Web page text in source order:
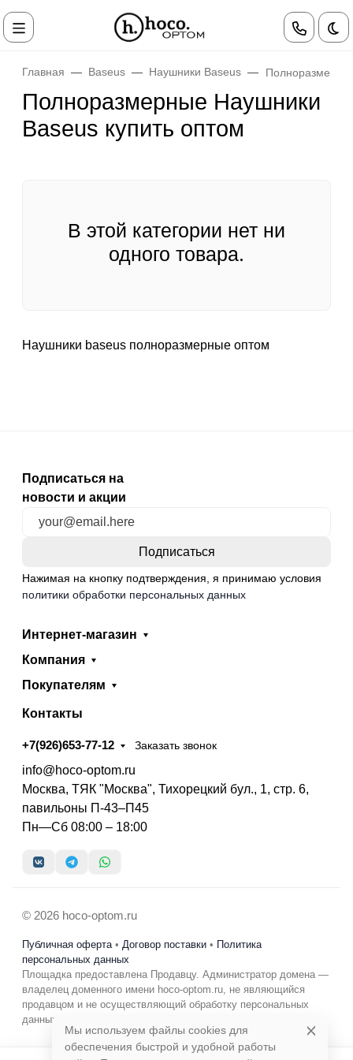
Главная Baseus Наушники Baseus
Полноразмерные Наушники
Baseus купить оптом
В этой категории нет ни
одного товара.
Наушники baseus полноразмерные оптом
Подписаться на
новости и акции
Нажимая на кнопку подтверждения, я принимаю условия
политики обработки персональных данных
Интернет-магазин
Компания
Покупателям
Контакты
+7(926)653-77-12 Заказать звонок
info@hoco-optom.ru
Москва, ТЯК "Москва", Тихорецкий бул., 1, стр. 6,
павильоны П-43–П45
Пн—Сб 08:00 – 18:00
© 2026 hoco-optom.ru
Публичная оферта• Договор поставки • Политика
персональных данных
Площадка предоставлена Продавцу. Администратор домена —
владелец доменного имени hoco-optom.ru, не являющийся
продавцом и не осуществляющий обработку персональных
данных в коммерческих целях.
Мы используем файлы cookies для
обеспечения быстрой и удобной работы